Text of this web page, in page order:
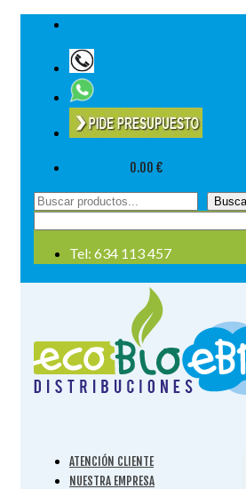
0.00 €
Tel: 634 113 457
ATENCIÓN CLIENTE
NUESTRA EMPRESA